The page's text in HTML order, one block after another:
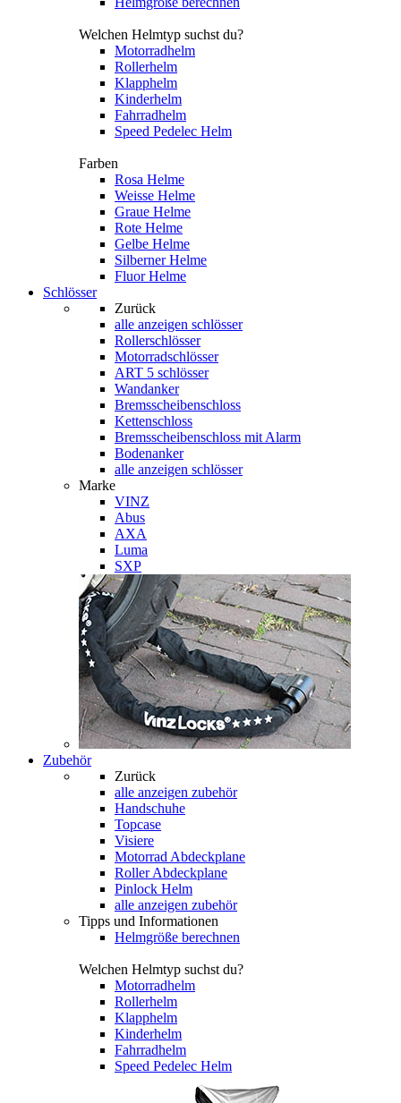
Welchen Helmtyp suchst du?
Motorradhelm
Rollerhelm
Klapphelm
Kinderhelm
Fahrradhelm
Speed Pedelec Helm
Farben
Rosa Helme
Weisse Helme
Graue Helme
Rote Helme
Gelbe Helme
Silberner Helme
Fluor Helme
Schlösser
Zurück
alle anzeigen schlösser
Rollerschlösser
Motorradschlösser
ART 5 schlösser
Wandanker
Bremsscheibenschloss
Kettenschloss
Bremsscheibenschloss mit Alarm
Bodenanker
alle anzeigen schlösser
Marke
VINZ
Abus
AXA
Luma
SXP
Zubehör
Zurück
alle anzeigen zubehör
Handschuhe
Topcase
Visiere
Motorrad Abdeckplane
Roller Abdeckplane
Pinlock Helm
alle anzeigen zubehör
Tipps und Informationen
Helmgröße berechnen
Welchen Helmtyp suchst du?
Motorradhelm
Rollerhelm
Klapphelm
Kinderhelm
Fahrradhelm
Speed Pedelec Helm